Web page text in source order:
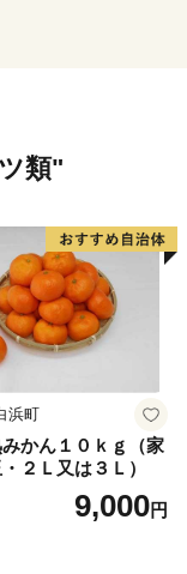
類"
浜町
かん１０ｋｇ（家
２Ｌ又は３Ｌ）
9,000円